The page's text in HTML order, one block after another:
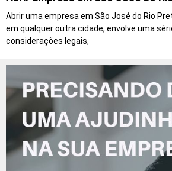
Abrir uma empresa em São José do Rio
em qualquer outra cidade, envolve uma
considerações legais,